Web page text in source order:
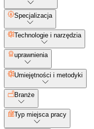
Specjalizacja
Technologie i narzędzia
uprawnienia
Umiejętności i metodyki
Branże
Typ miejsca pracy